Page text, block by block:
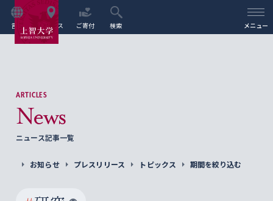
言語 アクセス ご寄付 検索 メニュー
ARTICLES
News
ニュース記事一覧
お知らせ プレスリリース トピックス 期間を絞り込む